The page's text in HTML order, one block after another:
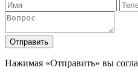
Отправить
Нажимая «Отправить» вы